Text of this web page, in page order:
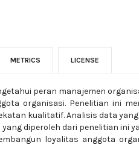
METRICS LICENSE
peran manajemen
organisasi. Penelitian ini
kualitatif. Analisis data
diperoleh dari penelitian ini
loyalitas anggota